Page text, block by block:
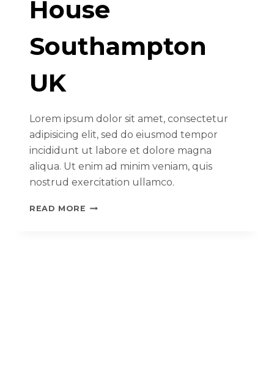
House
Southampton
UK
Lorem ipsum dolor sit amet, consectetur
adipisicing elit, sed do eiusmod tempor
incididunt ut labore et dolore magna
aliqua. Ut enim ad minim veniam, quis
nostrud exercitation ullamco.
READ MORE